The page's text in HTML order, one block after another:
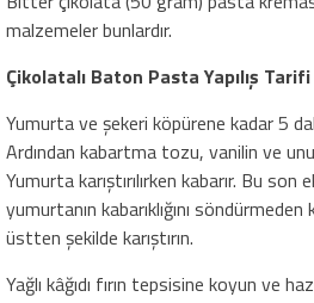
malzemeler bunlardır.
Çikolatalı Baton Pasta Yapılış Tarifi
Yumurta ve şekeri köpürene kadar 5
Ardından kabartma tozu, vanilin ve
Yumurta karıştırılırken kabarır. Bu
yumurtanın kabarıklığını
üstten şekilde karıştırın.
Yağlı kâğıdı fırın tepsisine koyun ve